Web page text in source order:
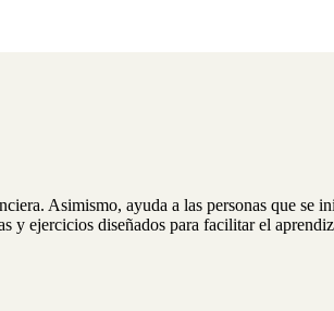
Asimismo, ayuda a las personas que se
y ejercicios diseñados para facilitar el